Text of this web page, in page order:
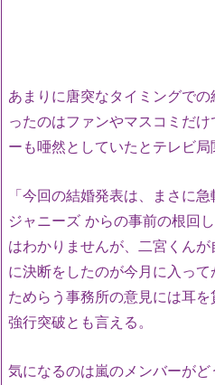
あまりに唐突なタイミングで
ったのはファンやマスコミだ
ーも唖然としていたとテレビ局
「今回の結婚発表は、まさに
ジャニーズ からの事前の根回
はわかりませんが、二宮くん
に決断をしたのが今月に入って
ためらう事務所の意見には耳
強行突破とも言える。
気になるのは嵐のメンバーが